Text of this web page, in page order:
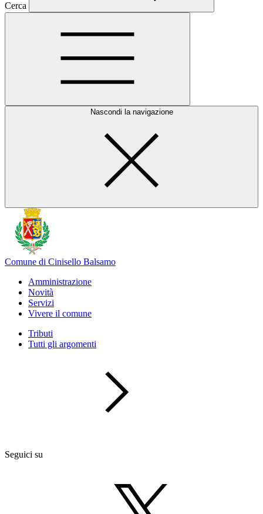
Cerca
Nascondi la navigazione
Comune di Cinisello Balsamo
Amministrazione
Novità
Servizi
Vivere il comune
Tributi
Tutti gli argomenti
Seguici su